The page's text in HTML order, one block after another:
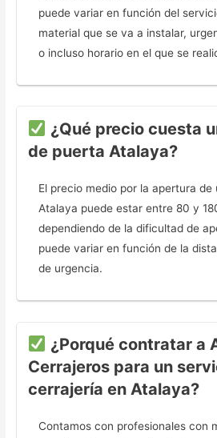
puede variar en función del
material que se va a instalar,
o incluso horario en el que se
¿Qué precio cuesta
de puerta Atalaya?
El precio medio por la apertura de
Atalaya puede estar entre 80 y
dependiendo de la dificultad de
puede variar en función de la
de urgencia.
¿Porqué contratar a
Cerrajeros para un
cerrajería en Atalaya?
Contamos con profesionales con